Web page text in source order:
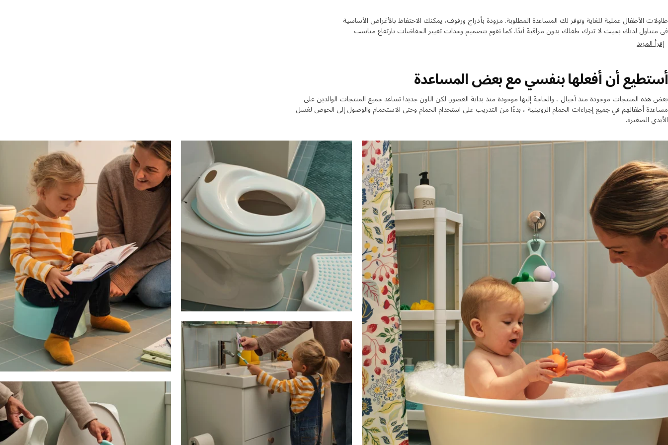
طاولات الأطفال عملية للغاية وتوفر لك المساعدة المطلوبة. مزودة بأدراج ورفوف، يمكنك الاحتفاظ بالأغراض الأساسية
في متناول لديك بحيث لا تترك طفلك بدون مراقبة أبدًا. كما نقوم بتصميم وحدات تغيير الحفاضات بارتفاع مناسب
ومريح بحيث يسهل عليك العناية بطفلك.
إقرأ المزيد
أستطيع أن أفعلها بنفسي مع بعض المساعدة
بعض هذه المنتجات موجودة منذ أجيال ، والحاجة إليها موجودة منذ بداية العصور. لكن اللون جديد! تساعد جميع المنتجات الوالدين على
مساعدة أطفالهم في جميع إجراءات الحمام الروتينية ، بدءًا من التدريب على استخدام الحمام وحتى الاستحمام والوصول إلى الحوض لغسل
الأيدي الصغيرة.